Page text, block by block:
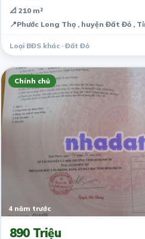
📐 210 m²
📍Phước Long Thọ , huyện Đất Đỏ ,
Loại BĐS khác · Đất Đỏ
Chính chủ
4 năm trước
890 Triệu